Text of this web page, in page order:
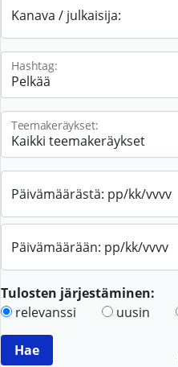
Kanava / julkaisija:
Hashtag:
Teemakeräykset:
Päivämäärästä: pp/kk/vvvv
Päivämäärään: pp/kk/vvvv
Tulosten järjestäminen:
relevanssi
uusin